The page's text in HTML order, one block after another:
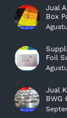
Jual
Box
Foil
Jual
BWG